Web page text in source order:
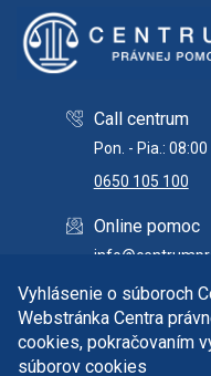
Vyhlásenie o súboroch
Webstránka Centra
cookies, pokračovaním
súborov cookies
Call centrum
Pon. - Pia.:
0650 105 100
Online pomoc
Copyright © 2026 Centrum
vyhradené.